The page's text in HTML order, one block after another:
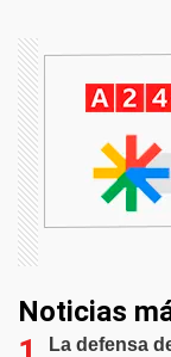
Noticias
La defensa